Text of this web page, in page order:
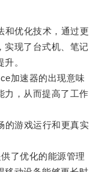
优化技术，通过更
实现了台式机、笔记
。
加速器的出现意味
力，从而提高了工作
游戏运行和更真实
了优化的能源管理